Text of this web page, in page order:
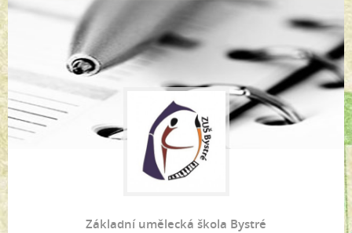
Základní umělecká škola Bystré